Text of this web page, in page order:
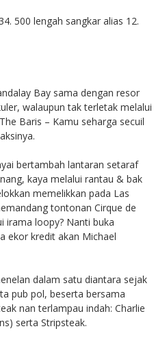
500 lengah sangkar alias 12.
Bay sama dengan resor
walaupun tak terletak melalui
Baris – Kamu seharga secuil
bertambah lantaran setaraf
kaya melalui rantau & bak
memelikkan pada Las
tontonan Cirque de
irama loopy? Nanti buka
ekor kredit akan Michael
dalam satu diantara sejak
pub pol, beserta bersama
nan terlampau indah: Charlie
serta Stripsteak.